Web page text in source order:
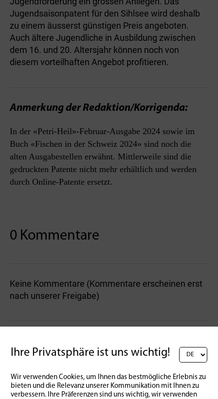
Jugendsaisonpatent für den Sihlsee wird deshalb
zu einem äusserst günstigen Preis angeboten.
Auch ältere Jugendliche in Ausbildung zwischen
dem 16. und 20. Altersjahr können noch von
diesem vorteilhaften Angebot profitieren.
Anmerkung der Redaktion/Korrigenda:
In der «Petri-Heil»-Februar-Ausgabe 2024 sowie im
Buch «Fischen in der Schweiz 2024» sind noch die
alten Ausgabestellen erwähnt. Mittlerweile sind die
gedruckten Patente nicht mehr erhältlich und werden
durch Online-Patente ersetzt.
0 Kommentare
Keine Kommentare (Kommentare erscheinen erst
nach unserer Freigabe)
Ihre Privatsphäre ist uns wichtig!
Wir verwenden Cookies, um Ihnen das bestmögliche Erlebnis zu
bieten und die Relevanz unserer Kommunikation mit Ihnen zu
verbessern. Ihre Präferenzen sind uns wichtig, wir verwenden